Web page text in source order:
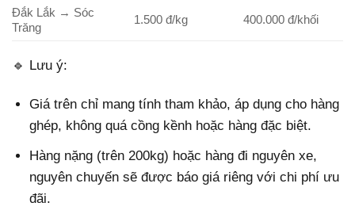
Đắk Lắk → Sóc
Trăng
1.500 đ/kg 400.000 đ/khối
🔹 Lưu ý:
Giá trên chỉ mang tính tham khảo, áp dụng cho hàng
ghép, không quá cồng kềnh hoặc hàng đặc biệt.
Hàng nặng (trên 200kg) hoặc hàng đi nguyên xe,
nguyên chuyến sẽ được báo giá riêng với chi phí ưu
đãi.